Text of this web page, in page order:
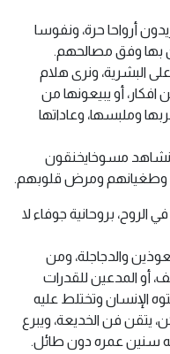
أرواحا حرة، ونفوسا
بها وفق مصالحهم.
البشرية، ونرى هلام
أو يبيعونها من
وملبسها، وعاداتها
مسوخايخنقون
وطغيانهم ومرض قلوبهم.
بروحانية جوفاء لا
والدجاجلة، ومن
أو المدعين للقدرات
الإنسان وتختلط عليه
يتقن فن الخديعة، ويبرع
سنين عمره دون طائل.